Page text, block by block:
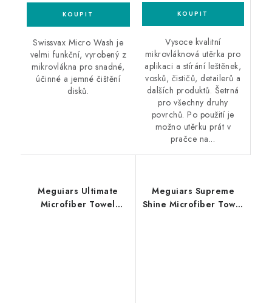
Swissvax Micro Wash je
velmi funkční, vyrobený z
mikrovlákna pro snadné,
účinné a jemné čištění
disků.
Vysoce kvalitní
mikrovláknová utěrka pro
aplikaci a stírání leštěnek,
vosků, čističů, detailerů a
dalších produktů. Šetrná
pro všechny druhy
povrchů. Po použití je
možno utěrku prát v
pračce na...
Meguiars Ultimate
Microfiber Towel
Meguiars Supreme
Shine Microfiber Towel